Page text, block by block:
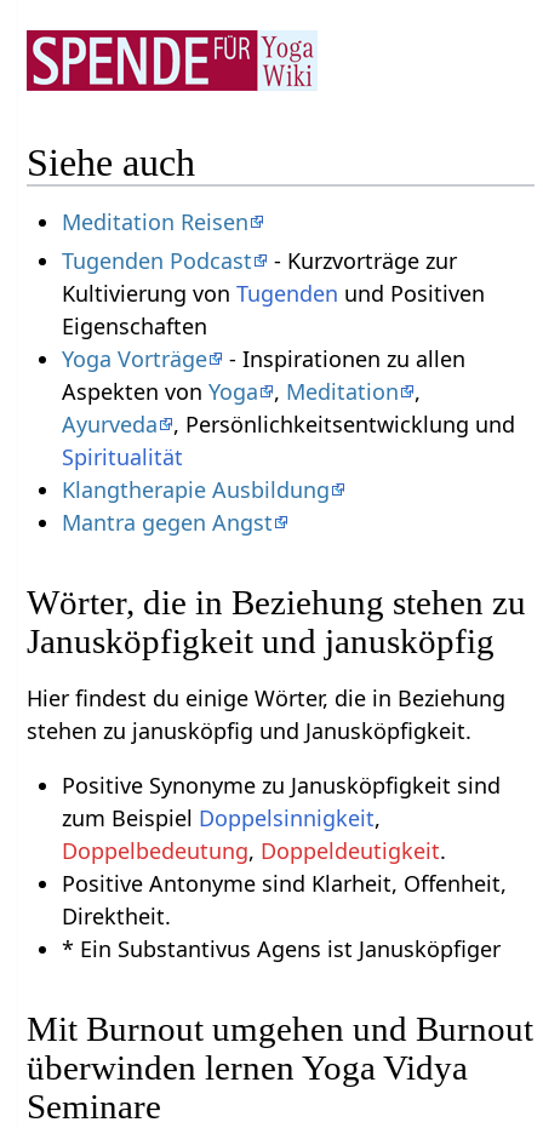
Siehe auch
Meditation Reisen
Tugenden Podcast
- Kurzvorträge zur
Kultivierung von Tugenden und Positiven
Eigenschaften
Yoga Vorträge
- Inspirationen zu allen
Aspekten von Yoga , Meditation
,
Ayurveda
, Persönlichkeitsentwicklung und
Spiritualität
Klangtherapie Ausbildung
Mantra gegen Angst
Wörter, die in Beziehung stehen zu
Janusköpfigkeit und janusköpfig
Hier findest du einige Wörter, die in Beziehung
stehen zu janusköpfig und Janusköpfigkeit.
Positive Synonyme zu Janusköpfigkeit sind
zum Beispiel Doppelsinnigkeit,
Doppelbedeutung, Doppeldeutigkeit.
Positive Antonyme sind Klarheit, Offenheit,
Direktheit.
* Ein Substantivus Agens ist Janusköpfiger
Mit Burnout umgehen und Burnout
überwinden lernen Yoga Vidya
Seminare